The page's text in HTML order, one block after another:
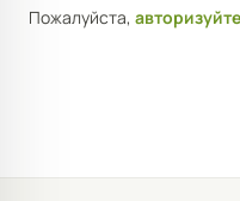
Пожалуйста,